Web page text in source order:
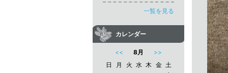
一覧を見る
カレンダー
<< 8月
>>
日
月 火 水 木 金 土